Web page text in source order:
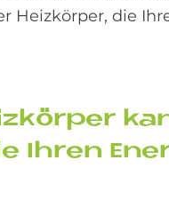
Heizkörper, die
Ih­ren